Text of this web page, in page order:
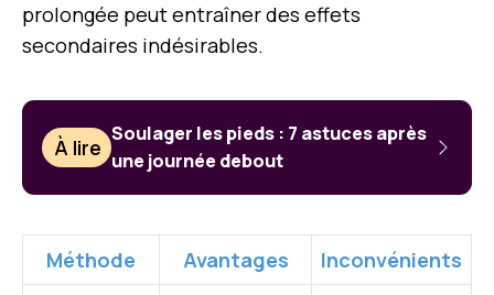
prolongée peut entraîner des effets
secondaires indésirables.
À lire
Soulager les pieds : 7 astuces après
une journée debout
Méthode Avantages Inconvénients